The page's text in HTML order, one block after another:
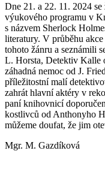
Dne 21. a 22. 11. 2024
výukového programu v
s názvem Sherlock
literatury. V průběhu
tohoto žánru a seznámili
L. Horsta, Detektiv Kalle
záhadná nemoc od J.
příležitostní malí
zahrát hlavní aktéry v
paní knihovnicí
kostlivců od Anthonyho
můžeme doufat, že jim
Mgr. M. Gazdíková